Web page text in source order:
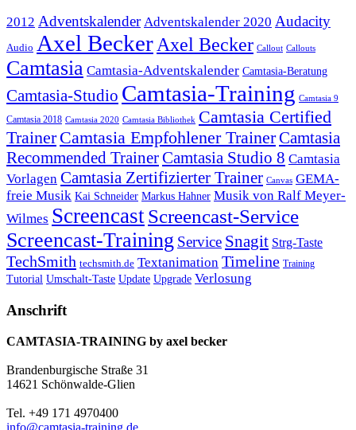
2012 Adventskalender Adventskalender 2020 Audacity
Audio Axel Becker Axel Becker Callout Callouts
Camtasia Camtasia-Adventskalender Camtasia-Beratung
Camtasia-Studio Camtasia-Training Camtasia 9
Camtasia 2018 Camtasia 2020 Camtasia Bibliothek Camtasia Certified
Trainer Camtasia Empfohlener TrainerCamtasia
Recommended TrainerCamtasia Studio 8 Camtasia
Vorlagen Camtasia Zertifizierter Trainer Canvas GEMA-
freie Musik Kai Schneider Markus Hahner Musik von Ralf Meyer-
Wilmes ScreencastScreencast-Service
Screencast-Training Service Snagit Strg-Taste
TechSmith techsmith.de Textanimation Timeline Training
Tutorial Umschalt-Taste Update Upgrade Verlosung
Anschrift
CAMTASIA-TRAINING by axel becker
Brandenburgische Straße 31
14621 Schönwalde-Glien
Tel. +49 171 4970400
info@camtasia-training.de